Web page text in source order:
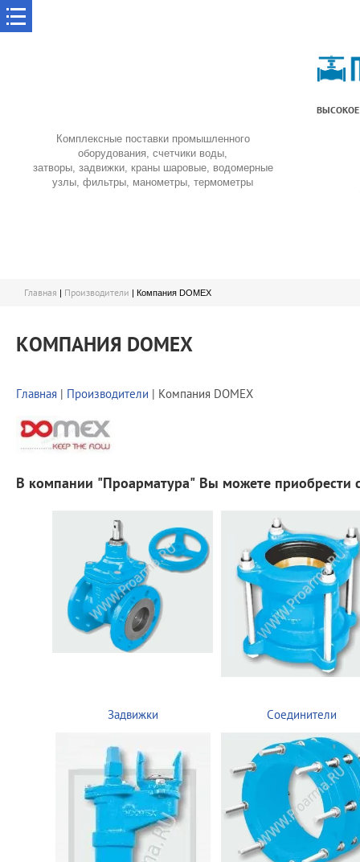
Комплексные поставки промышленного
оборудования, счетчики воды,
затворы, задвижки, краны шаровые, водомерные
узлы, фильтры, манометры, термометры
Главная | Производители | Компания DOMEX
КОМПАНИЯ DOMEX
Главная | Производители | Компания DOMEX
В компании "Проарматура" Вы можете приобрести
Задвижки Соединители